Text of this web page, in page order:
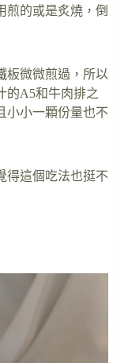
煎的或是炙燒，倒
板微微煎過，所以
的A5和牛肉排之
小小一顆份量也不
得這個吃法也挺不